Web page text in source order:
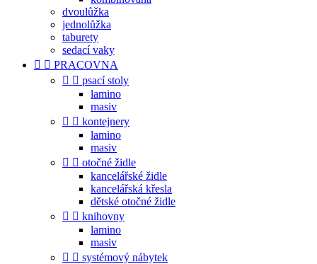
dvoulůžka
jednolůžka
taburety
sedací vaky
  PRACOVNA
  psací stoly
lamino
masiv
  kontejnery
lamino
masiv
  otočné židle
kancelářské židle
kancelářská křesla
dětské otočné židle
  knihovny
lamino
masiv
  systémový nábytek